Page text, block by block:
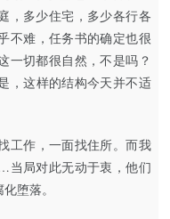
多少住宅，多少各行各
不难，任务书的确定也很
切都很自然，不是吗？
，这样的结构今天并不适
工作，一面找住所。而我
局对此无动于衷，他们
堕落。